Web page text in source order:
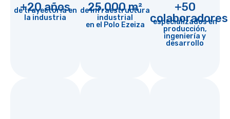
+20 años
de trayectoria en
la industria
25.000 m²
de infraestructura
industrial
en el Polo Ezeiza
+50
colaboradores
especializados en
producción,
ingeniería y
desarrollo